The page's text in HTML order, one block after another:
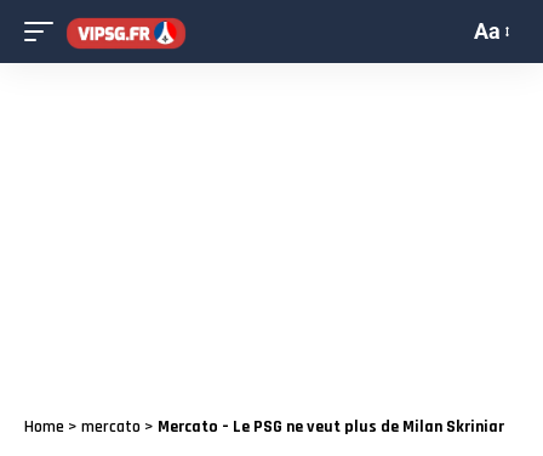
Aa
Home > mercato > Mercato – Le PSG ne veut plus de Milan Skriniar